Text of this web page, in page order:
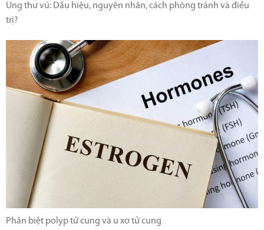
Ung thư vú: Dấu hiệu, nguyên nhân, cách phòng tránh và điều
trị?
Phân biệt polyp tử cung và u xơ tử cung